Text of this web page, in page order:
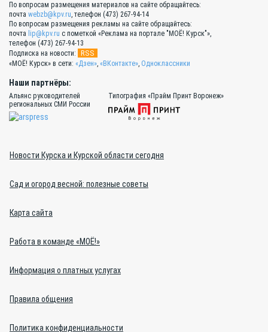
По вопросам размещения материалов на сайте обращайтесь:
почта webzb@kpv.ru, телефон (473) 267-94-14
По вопросам размещения рекламы на сайте обращайтесь:
почта lip@kpv.ru с пометкой «Реклама на портале "МОЁ! Курск"»,
телефон (473) 267-94-13
Подписка на новости:
RSS
«МОЁ! Курск» в сети: «Дзен», «ВКонтакте», Одноклассники
Наши партнёры:
Альянс руководителей
региональных СМИ России
Типография «Прайм Принт Воронеж»
Новости Курска и Курской области сегодня
Сад и огород весной: полезные советы
Карта сайта
Работа в команде «МОЁ!»
Информация о платных услугах
Правила общения
Политика конфиденциальности